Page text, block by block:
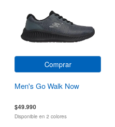
Comprar
Men's Go Walk Now
$49.990
Disponible en 2 colores